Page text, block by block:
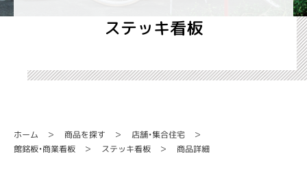
ステッキ看板
ホーム 商品を探す 店舗・集合住宅
館銘板・商業看板 ステッキ看板 商品詳細